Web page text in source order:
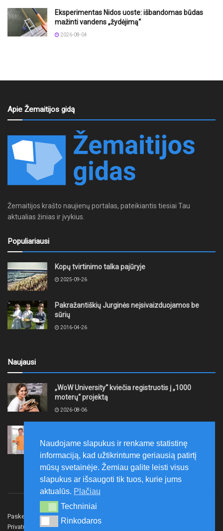
Eksperimentas Nidos uoste: išbandomas būdas
mažinti vandens „žydėjimą“
2026-08-04
Apie Žemaitijos gidą
Žemaitijos krašto naujienų portalas, pateikiantis tiesiai Tau
aktualias žinias ir įvykius.
Populiariausi
Kopų tvirtinimo talka pajūryje
2025-09-26
Pakražantiškių Jurginės neįsivaizduojamos be
sūrių
2016-04-26
Naujausi
„WoW University“ kviečia registruotis į „1000
moterų“ projektą
2026-08-06
neformaliojo mokinių sportinio ugdymo programas
2026-08-06
Paskelbk naujieną Rašyti redakcijai
Privatumo politika
Naudojame slapukus ir renkame statistinę
informaciją, kad užtikrintume geriausią patirtį
mūsų svetainėje. Žemiau galite leisti visus
slapukus ar išsaugoti tik tuos, kurie jums
aktualūs. Plačiau
Techniniai
Techniniai
Rinkodaros
Rinkodaros